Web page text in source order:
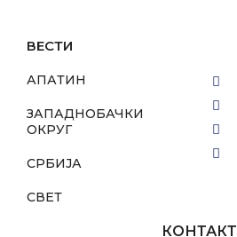
ВЕСТИ
АПАТИН
ЗАПАДНОБАЧКИ
ОКРУГ
СРБИЈА
СВЕТ
КОНТАКТ